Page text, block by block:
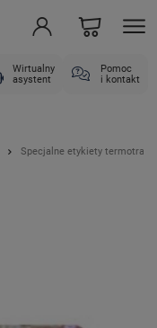
Wirtualny
asystent
Pomoc
i kontakt
Specjalne etykiety